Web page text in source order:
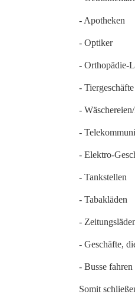
- Apotheken
- Optiker
- Orthopädie-
- Tiergeschäfte
-
-
- Elektro-
- Tankstellen
- Tabakläden
-
- Geschäfte,
- Busse
Somit